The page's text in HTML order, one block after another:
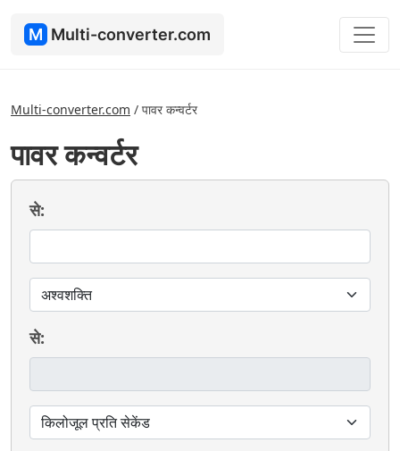
M Multi-converter.com
Multi-converter.com / पावर कन्वर्टर
पावर कन्वर्टर
से:
से: